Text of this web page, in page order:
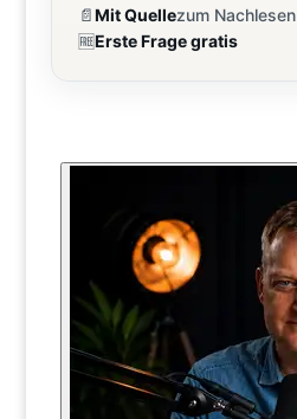
📄Mit Quellezum Nachlesen
🆓Erste Frage gratis